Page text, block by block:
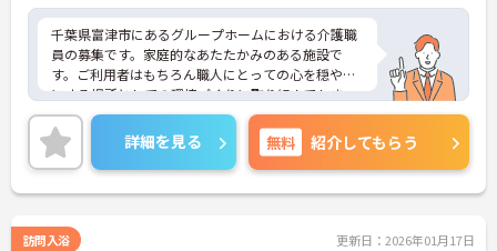
千葉県富津市にあるグループホームにおける介護職
員の募集です。家庭的なあたたかみのある施設で
す。ご利用者はもちろん職人にとっての心を穏やか
にする場所としての環境づくりに取り組んでしま
す。
年間休日が110日あるので、プライベートを重視さ
れている方にもおすすめです。
ご興味のある方には、面接対策ポイントなど、さら
に詳細をお話しいたしますのでお気軽にご相談くだ
詳細を見る 無料 紹介してもらう
訪問入浴 更新日：2026年01月17日